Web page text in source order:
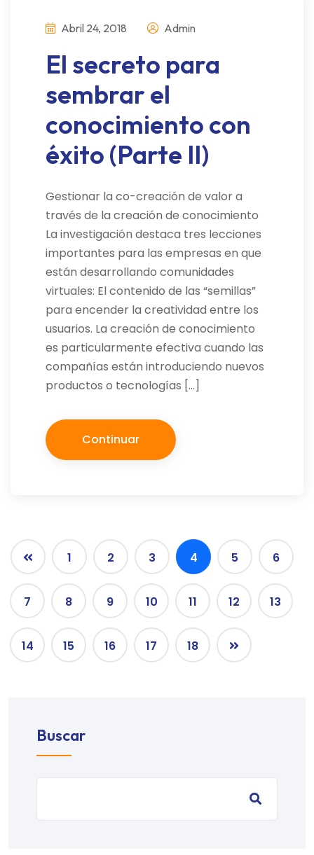
Abril 24, 2018 Admin
El secreto para
sembrar el
conocimiento con
éxito (Parte II)
Gestionar la co-creación de valor a
través de la creación de conocimiento
La investigación destaca tres lecciones
importantes para las empresas en que
están desarrollando comunidades
virtuales: El contenido de las “semillas”
para encender la creatividad entre los
usuarios. La creación de conocimiento
es particularmente efectiva cuando las
compañías están introduciendo nuevos
productos o tecnologías […]
Continuar
1 2 3 4 5 6
7 8 9 10 11 12 13
14 15 16 17 18
Buscar